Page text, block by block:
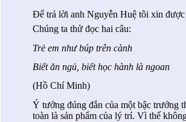
Để trả lời anh Nguyễn Huệ tôi xin
Chúng ta thử đọc hai câu:
Trẻ em như búp trên cành
Biết ăn ngủ, biết học hành là ngoan
(Hồ Chí Minh)
Ý tưởng đúng đắn của một bậc trưởng
toàn là sản phẩm của lý trí. Vì thế